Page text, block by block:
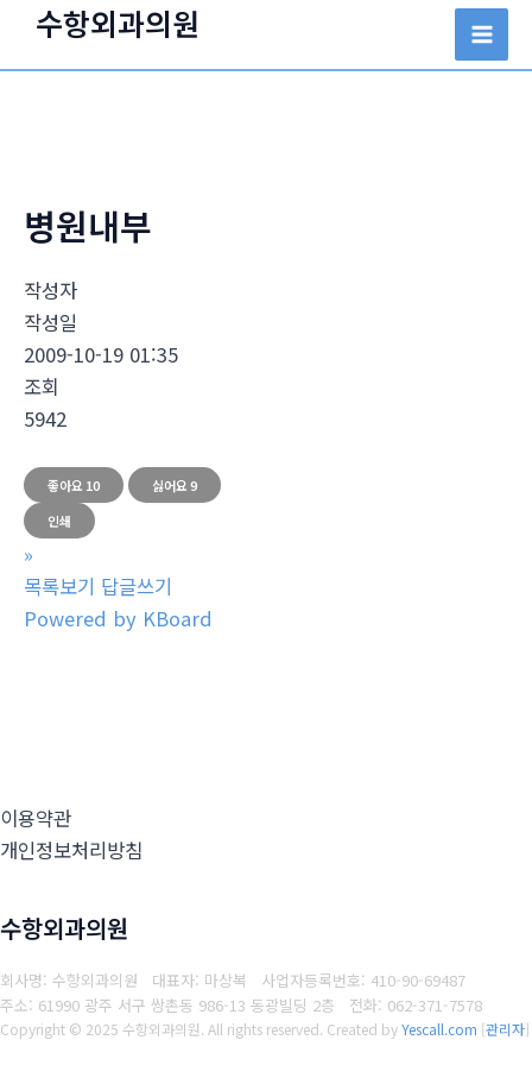
츠
수항외과의원
Main
병원내부
작성자
작성일
2009-10-19 01:35
조회
5942
좋아요 10 싫어요9
인쇄
»
목록보기 답글쓰기
Powered by KBoard
이용약관
개인정보처리방침
수항외과의원
회사명: 수항외과의원 대표자: 마상복 사업자등록번호: 410-90-69487
주소: 61990 광주 서구 쌍촌동 986-13 동광빌딩 2층 전화: 062-371-7578
Copyright © 2025 수항외과의원. All rights reserved. Created byYescall.com [관리자]